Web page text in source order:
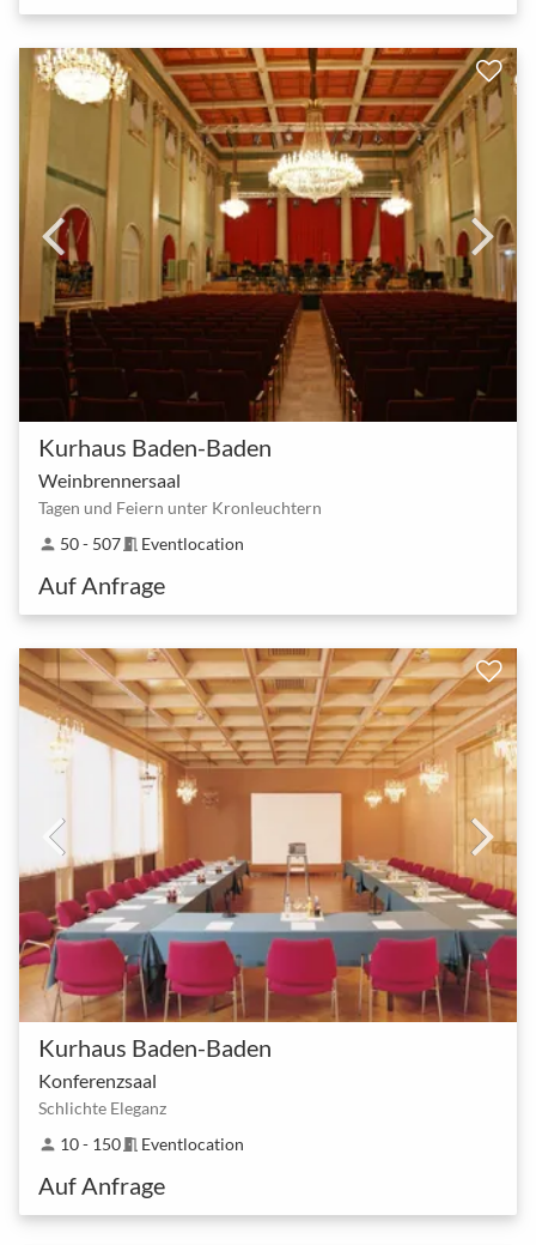
Kurhaus Baden-Baden
Weinbrennersaal
Tagen und Feiern unter Kronleuchtern
person 50 - 507meeting_room Eventlocation
Auf Anfrage
Kurhaus Baden-Baden
Konferenzsaal
Schlichte Eleganz
person 10 - 150meeting_room Eventlocation
Auf Anfrage